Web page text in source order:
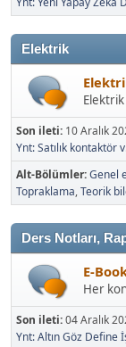
Elektrik
Son ileti:10 Aralık
Ynt: Satılık kontaktör
Alt-Bölümler Genel
Topraklama Teorik
Ders Notları,
E-
Her
Son ileti:04 Aralık
Ynt: Altın Göz Define